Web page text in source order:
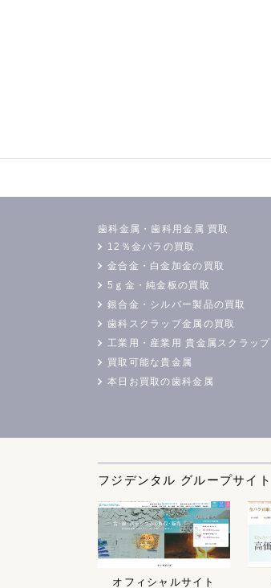
歯科金属・歯科用金属 買取
12％金パラの買取
金合金・白金加金の買取
5ｇ金・純金板の買取
銀合金・シルバー製品の買取
歯科スクラップ金属の買取
工業用・産業用 貴金属スクラップ
買取可能な貴金属
本日お買取の歯科金属
フジデンタル グループサイト
オフィシャルサイト